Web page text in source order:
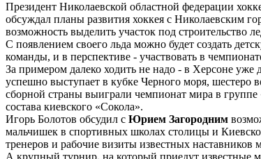
Президент Николаевской областной федерации
обсуждал планы развития хоккея с Николаевским
возможность выделить участок под строительство
С появлением своего льда можно будет создать
команды, и в перспективе - участвовать в
За примером далеко ходить не надо - в Херсоне уже
успешно выступает в кубке Черного моря,
сборной страны выиграли чемпионат мира в
состава киевского «Сокола».
Игорь Болотов обсудил с Юрием Загородним
мальчишек в спортивных школах столицы и
тренеров и рабочие визиты известных наставников
А крупный турнир, на который приедут известные